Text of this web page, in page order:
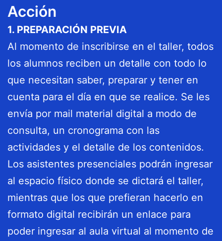
Acción
1. PREPARACIÓN PREVIA
Al momento de inscribirse en el taller, todos
los alumnos reciben un detalle con todo lo
que necesitan saber, preparar y tener en
cuenta para el día en que se realice. Se les
envía por mail material digital a modo de
consulta, un cronograma con las
actividades y el detalle de los contenidos.
Los asistentes presenciales podrán ingresar
al espacio físico donde se dictará el taller,
mientras que los que prefieran hacerlo en
formato digital recibirán un enlace para
poder ingresar al aula virtual al momento de